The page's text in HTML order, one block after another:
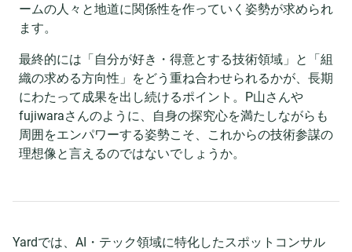
ームの人々と地道に関係性を作っていく姿勢が求められ
ます。
最終的には「自分が好き・得意とする技術領域」と「組
織の求める方向性」をどう重ね合わせられるかが、長期
にわたって成果を出し続けるポイント。P山さんや
fujiwaraさんのように、自身の探究心を満たしながらも
周囲をエンパワーする姿勢こそ、これからの技術参謀の
理想像と言えるのではないでしょうか。
Yardでは、AI・テック領域に特化したスポットコンサル